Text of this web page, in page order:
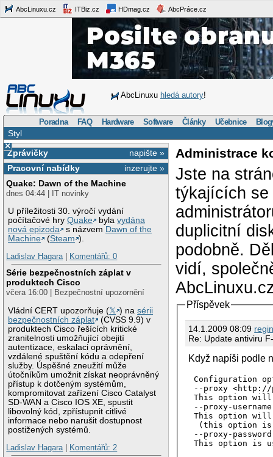
AbcLinuxu.cz ITBiz.cz HDmag.cz AbcPráce.cz
AbcLinuxu hledá autory!
Poradna FAQ Hardware Software Články Učebnice
Styl
×
napište »
Zprávičky
inzerujte »
Pracovní nabídky
Quake: Dawn of the Machine
dnes 04:44 | IT novinky
U příležitosti 30. výročí vydání
počítačové hryQuake bylavydána
nová epizoda
s názvem Dawn of the
Machine
(Steam ).
Ladislav Hagara| Komentářů: 0
Série bezpečnostních záplat v
produktech Cisco
včera 16:00 | Bezpečnostní upozornění
Vládní CERT upozorňuje (𝕏 ) nasérii
bezpečnostních záplat
(CVSS 9.9) v
produktech Cisco řešících kritické
zranitelnosti umožňující obejití
autentizace, eskalaci oprávnění,
vzdálené spuštění kódu a odepření
služby. Úspěšné zneužití může
útočníkům umožnit získat neoprávněný
přístup k dotčeným systémům,
kompromitovat zařízení Cisco Catalyst
SD-WAN a Cisco IOS XE, spustit
libovolný kód, zpřístupnit citlivé
informace nebo narušit dostupnost
postižených systémů.
Ladislav Hagara| Komentářů: 2
Administrace
Jste na
týkajících se
duplicitní
podobně.
vidí,
Příspěvek
14.1.2009 08:09
Re: Update antiviru
Když napíši podle
Configuration
--proxy <http://
This option will
--proxy-username
This option will
(this option is
--proxy-password